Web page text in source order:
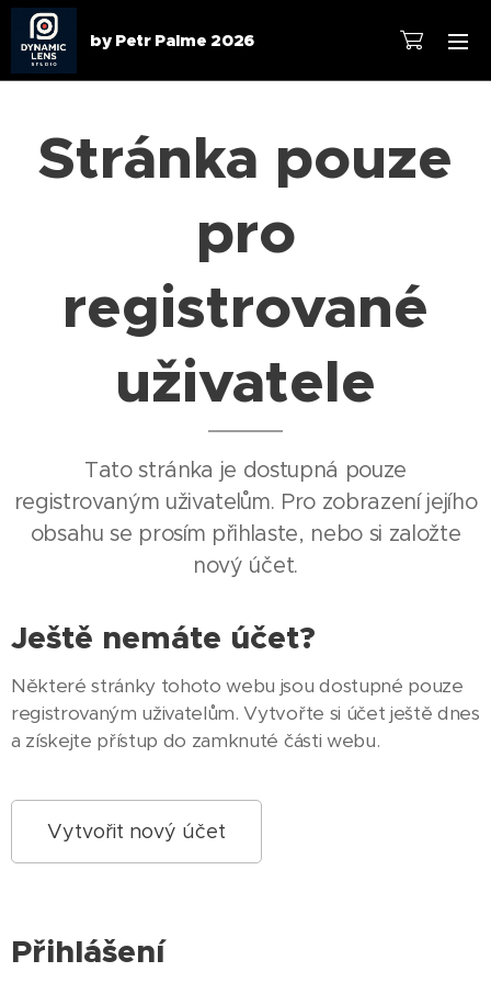
by Petr Palme 2026
Stránka pouze
pro
registrované
uživatele
Tato stránka je dostupná pouze
registrovaným uživatelům. Pro zobrazení jejího
obsahu se prosím přihlaste, nebo si založte
nový účet.
Ještě nemáte účet?
Některé stránky tohoto webu jsou dostupné pouze
registrovaným uživatelům. Vytvořte si účet ještě dnes
a získejte přístup do zamknuté části webu.
Vytvořit nový účet
Přihlášení